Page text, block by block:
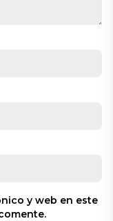
y web en este